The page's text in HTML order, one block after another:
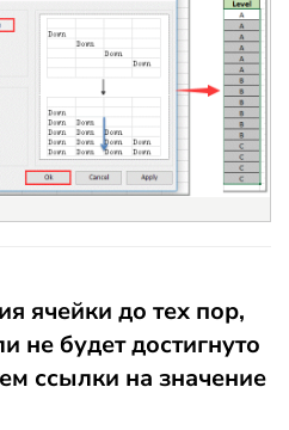
ячейки до тех пор,
не будет достигнуто
ссылки на значение